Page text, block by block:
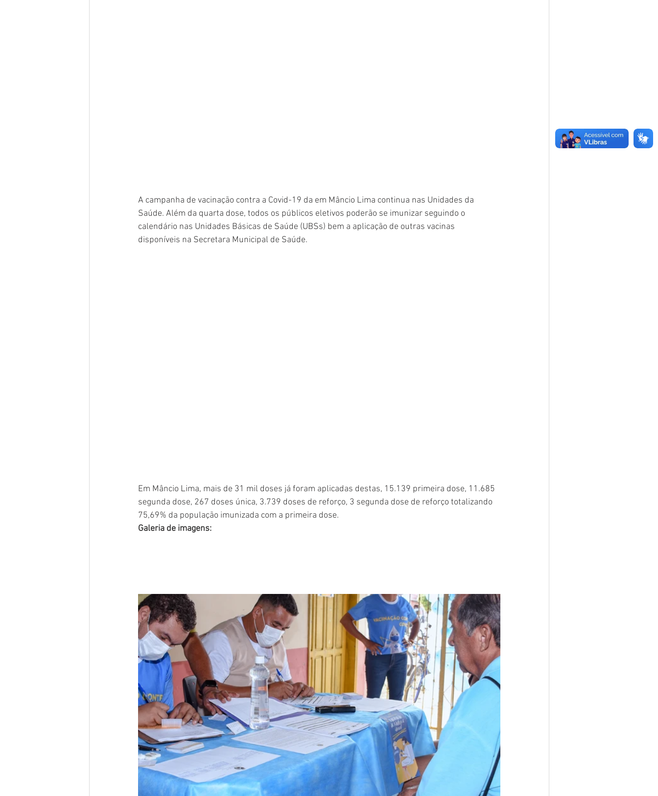
A campanha de vacinação contra a Covid-19 da em Mâncio Lima continua nas Unidades da
Saúde. Além da quarta dose, todos os públicos eletivos poderão se imunizar seguindo o
calendário nas Unidades Básicas de Saúde (UBSs) bem a aplicação de outras vacinas
disponíveis na Secretara Municipal de Saúde.
Em Mâncio Lima, mais de 31 mil doses já foram aplicadas destas, 15.139 primeira dose, 11.685
segunda dose, 267 doses única, 3.739 doses de reforço, 3 segunda dose de reforço totalizando
75,69% da população imunizada com a primeira dose.
Galeria de imagens: